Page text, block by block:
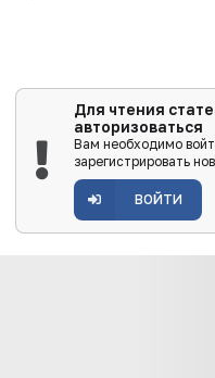
Для чтения
авторизоваться
Вам необходимо
зарегистрировать
ВОЙТИ